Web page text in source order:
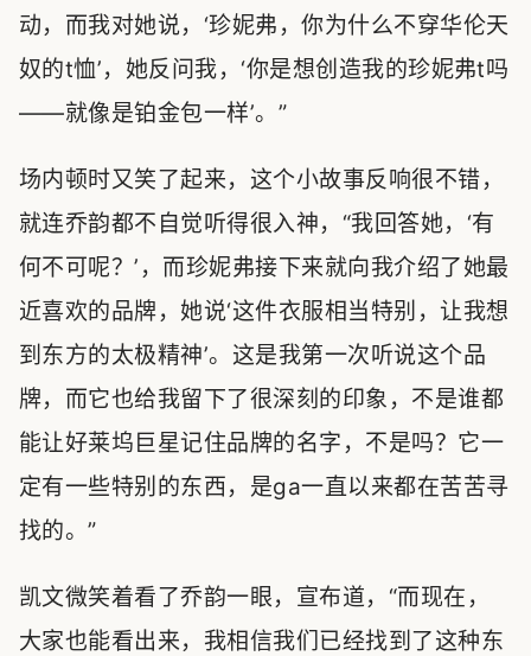
动，而我对她说，‘珍妮弗，你为什么不穿华伦天
奴的t恤’，她反问我，‘你是想创造我的珍妮弗t吗
——就像是铂金包一样’。”
场内顿时又笑了起来，这个小故事反响很不错，
就连乔韵都不自觉听得很入神，“我回答她，‘有
何不可呢？’，而珍妮弗接下来就向我介绍了她最
近喜欢的品牌，她说‘这件衣服相当特别，让我想
到东方的太极精神’。这是我第一次听说这个品
牌，而它也给我留下了很深刻的印象，不是谁都
能让好莱坞巨星记住品牌的名字，不是吗？它一
定有一些特别的东西，是ga一直以来都在苦苦寻
找的。”
凯文微笑着看了乔韵一眼，宣布道，“而现在，
大家也能看出来，我相信我们已经找到了这种东